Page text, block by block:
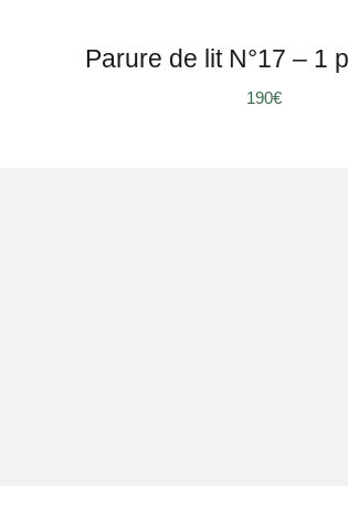
Parure de lit N°17 – 1
190€